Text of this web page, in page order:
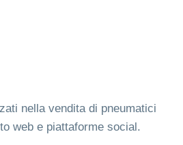
nella vendita di pneumatici
web e piattaforme social.